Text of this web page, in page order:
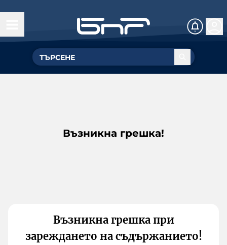
Възникна грешка!
Възникна грешка при
зареждането на съдържанието!